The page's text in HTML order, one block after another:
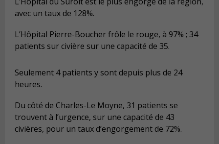
avec un taux de 128%.
L’Hôpital Pierre-Boucher frôle le rouge, à 97% ; 34
patients sur civière sur une capacité de 35.
Seulement 4 patients y sont depuis plus de 24
heures.
Du côté de Charles-Le Moyne, 31 patients se
trouvent à l’urgence, sur une capacité de 43
civières, pour un taux d’engorgement de 72%.